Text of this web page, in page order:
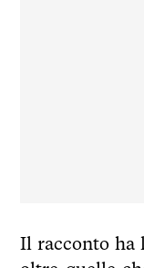
Il racconto ha